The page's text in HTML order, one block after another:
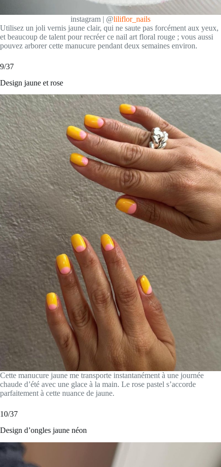
instagram | @liliflor_nails
Utilisez un joli vernis jaune clair, qui ne saute pas forcément aux yeux,
et beaucoup de talent pour recréer ce nail art floral rouge ; vous aussi
pouvez arborer cette manucure pendant deux semaines environ.
9/37
Design jaune et rose
Cette manucure jaune me transporte instantanément à une journée
chaude d’été avec une glace à la main. Le rose pastel s’accorde
parfaitement à cette nuance de jaune.
10/37
Design d’ongles jaune néon